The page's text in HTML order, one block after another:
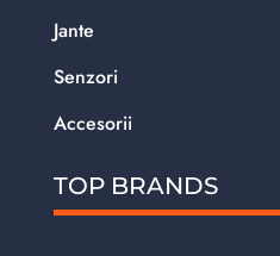
Jante
Senzori
Accesorii
TOP BRANDS